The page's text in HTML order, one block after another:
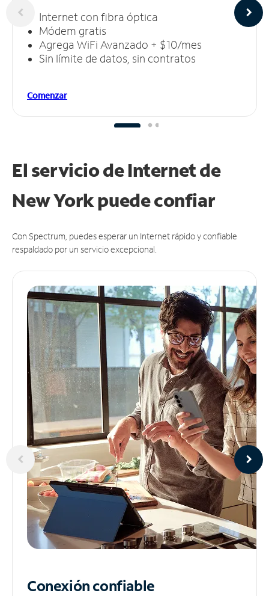
Internet con fibra óptica
Módem gratis
Agrega WiFi Avanzado + $10/mes
Sin límite de datos, sin contratos
Comenzar
El servicio de Internet de
New York puedeconfiar
Con Spectrum, puedes esperar un Internet rápido y confiable
respaldado por un servicio excepcional.
Conexión confiable